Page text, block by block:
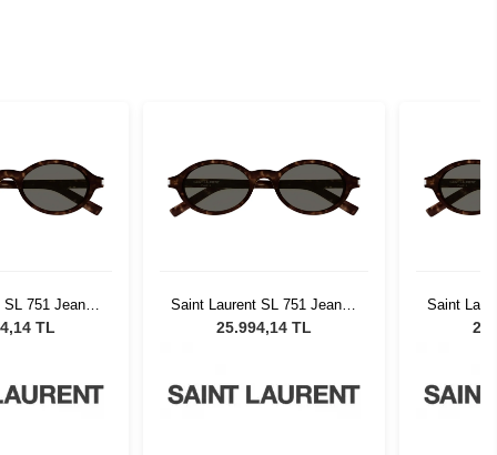
751 Jeanne
TL
Saint Laurent SL 751 Jeanne
002
25.994,14 TL
Saint